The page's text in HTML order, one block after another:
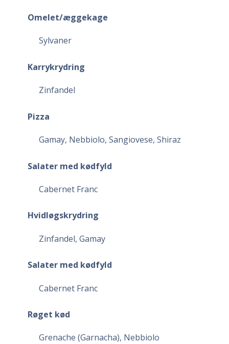
Omelet/æggekage
Sylvaner
Karrykrydring
Zinfandel
Pizza
Gamay, Nebbiolo, Sangiovese, Shiraz
Salater med kødfyld
Cabernet Franc
Hvidløgskrydring
Zinfandel, Gamay
Salater med kødfyld
Cabernet Franc
Røget kød
Grenache (Garnacha), Nebbiolo